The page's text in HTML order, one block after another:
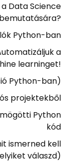
Data Science
Python-ban
a
learninget!
Python-ban)
projektekből
Python
kód
ismerned kell
válaszd)